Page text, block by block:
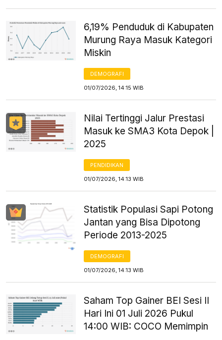
6,19% Penduduk di Kabupaten
Murung Raya Masuk Kategori
Miskin
DEMOGRAFI
01/07/2026, 14:15 WIB
Nilai Tertinggi Jalur Prestasi
Masuk ke SMA3 Kota Depok |
2025
PENDIDIKAN
01/07/2026, 14:13 WIB
Statistik Populasi Sapi Potong
Jantan yang Bisa Dipotong
Periode 2013-2025
DEMOGRAFI
01/07/2026, 14:13 WIB
Saham Top Gainer BEI Sesi II
Hari Ini 01 Juli 2026 Pukul
14:00 WIB: COCO Memimpin